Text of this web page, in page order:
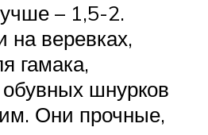
– 1,5-2.
веревках,
гамака,
шнурков
Они прочные,